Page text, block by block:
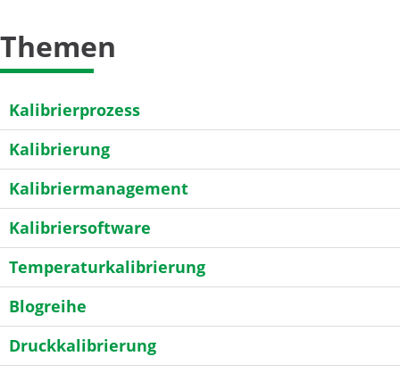
Themen
Kalibrierprozess
Kalibrierung
Kalibriermanagement
Kalibriersoftware
Temperaturkalibrierung
Blogreihe
Druckkalibrierung